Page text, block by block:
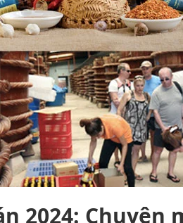
2024: Chuyên